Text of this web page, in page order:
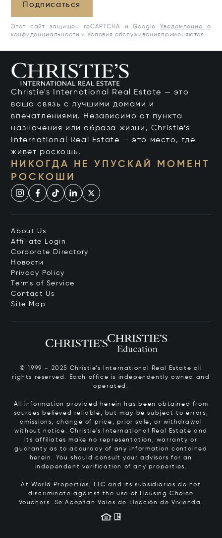
Подписаться
Этот сайт защищен reCAPTCHA и Google
Уведомление о
конфиденциальности и Условия обслуживания применяются.
Christie's International Real Estate — это
ваша связь с лучшими домами и
впечатлениями. Независимо от пункта
назначения или образа жизни, Christie’s
International Real Estate — это место, где
живет роскошь.
НИКОГДА НЕ УПУСКАЙ МОМЕНТ
РОСКОШИ
About Us
Affiliate Login
Corporate Directory
Новости
Privacy Policy
Terms of Service
Contact Us
Site Map
© 1999 – 2025 Christie’s International Real Estate all
rights reserved. Each office is independently owned and
operated.
All information provided herein has been obtained from
sources believed reliable, but may be subject to errors,
omissions, change of price, prior sale, or withdrawal
without notice. Christie’s International Real Estate and
its affiliates make no representation, warranty or
guaranty as to accuracy of any information contained
herein. You should consult your advisors for an
independent verification of any properties.
At World Properties, LLC and its subsidiaries do not
discriminate against the use of Housing Choice
Vouchers. Se Aceptan Vales de Elección de Vivienda.